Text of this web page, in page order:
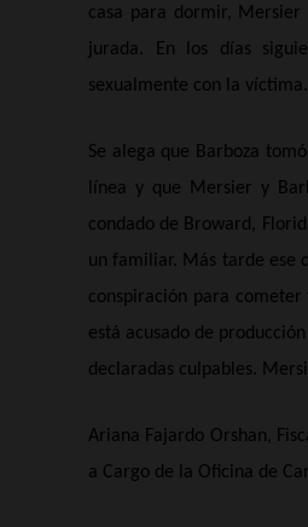
casa para dormir,
jurada. En los días
sexualmente con la víctima.
Se alega que Barboza
línea y que Mersier y
condado de Broward,
un familiar. Más tarde ese
conspiración para
está acusado de
declaradas culpables.
Ariana Fajardo Orshan,
a Cargo de la Oficina de